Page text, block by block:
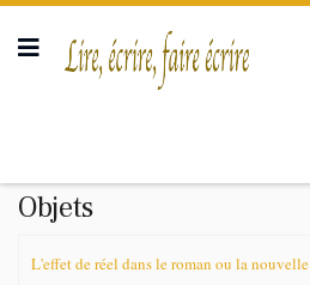
Objets
L'effet de réel dans le roman ou la nouvelle